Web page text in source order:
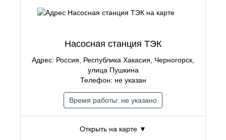
Открыть на карте ▼
Насосная станция ТЭК
Адрес: Россия, Республика Хакасия, Черногорск,
улица Пушкина
Телефон: не указан
Время работы: не указано